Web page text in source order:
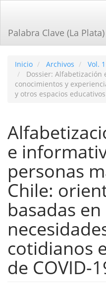
principal
Barra
Palabra Clave (La Plata)
Inicio Archivos
Vol.
Dossier:
conocimientos y
y otros espacios
e
personas
Chile:
basadas en
cotidianos
de COVID-